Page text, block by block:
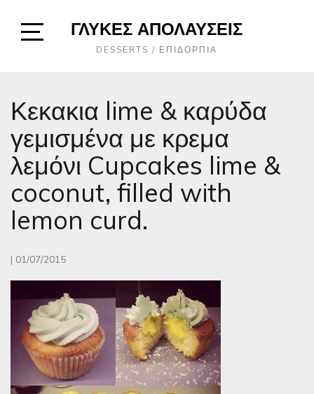
ΓΛΥΚΈΣ ΑΠΟΛΑΎΣΕΙΣ
DESSERTS / ΕΠΙΔΌΡΠΙΑ
Κεκακια lime & καρύδα
γεμισμένα με κρεμα
λεμόνι Cupcakes lime &
coconut, filled with
lemon curd.
| 01/07/2015